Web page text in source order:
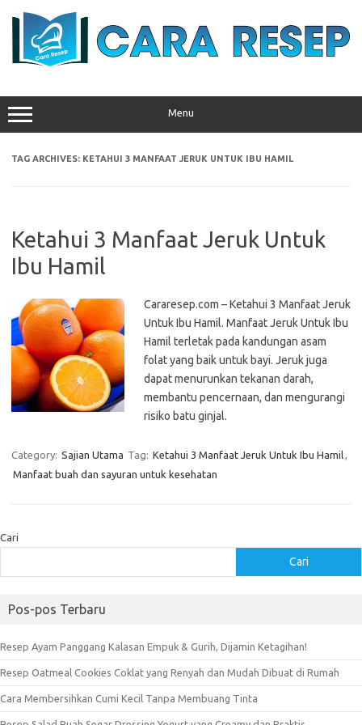
Menu
TAG ARCHIVES: KETAHUI 3 MANFAAT JERUK UNTUK IBU HAMIL
Ketahui 3 Manfaat Jeruk Untuk
Ibu Hamil
Cararesep.com – Ketahui 3 Manfaat Jeruk
Untuk Ibu Hamil. Manfaat Jeruk Untuk Ibu
Hamil terletak pada kandungan asam
folat yang baik untuk bayi. Jeruk juga
dapat menurunkan tekanan darah,
membantu pencernaan, dan mengurangi
risiko batu ginjal.
Category: Sajian Utama Tag: Ketahui 3 Manfaat Jeruk Untuk Ibu Hamil,
Manfaat buah dan sayuran untuk kesehatan
Cari
Cari
Pos-pos Terbaru
Resep Ayam Panggang Kalasan Empuk & Gurih, Dijamin Ketagihan!
Resep Oatmeal Cookies Coklat yang Renyah dan Mudah Dibuat di Rumah
Cara Membersihkan Cumi Kecil Tanpa Membuang Tinta